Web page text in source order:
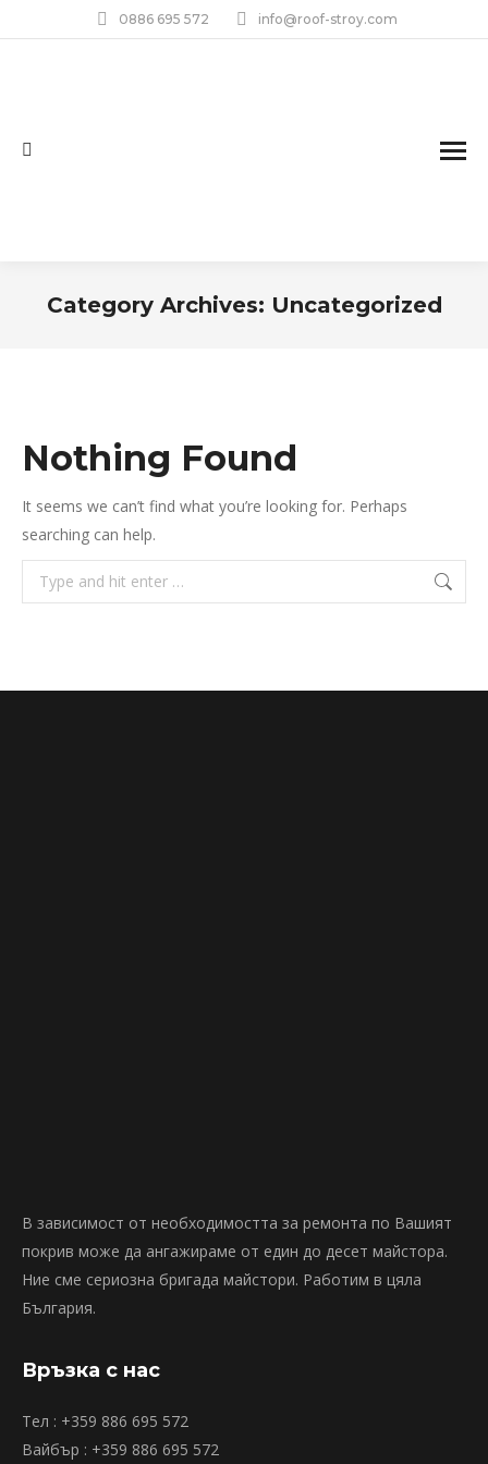
0886 695 572 info@roof-stroy.com
Search:
Category Archives: Uncategorized
Nothing Found
It seems we can’t find what you’re looking for. Perhaps
searching can help.
Search:
В зависимост от необходимостта за ремонта по Вашият
покрив може да ангажираме от един до десет майстора.
Ние сме сериозна бригада майстори. Работим в цяла
България.
Връзка с нас
Тел : +359 886 695 572
Вайбър : +359 886 695 572